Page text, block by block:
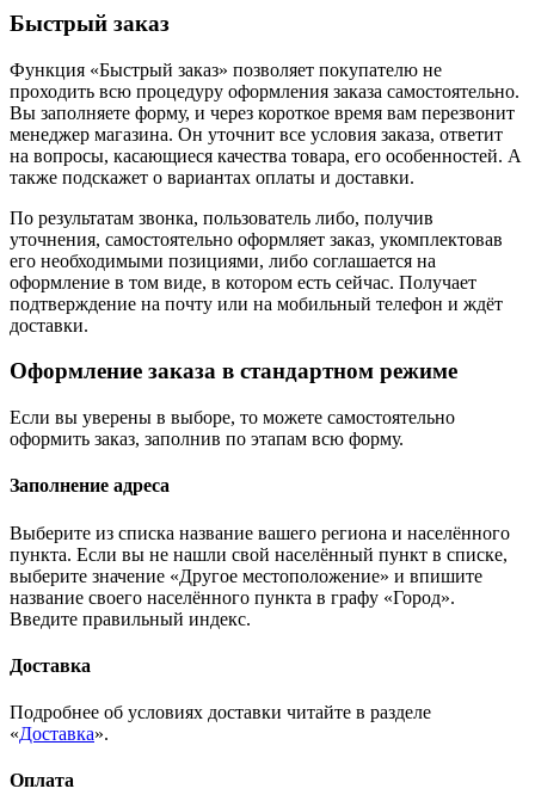
Быстрый заказ
Функция «Быстрый заказ» позволяет покупателю не
проходить всю процедуру оформления заказа самостоятельно.
Вы заполняете форму, и через короткое время вам перезвонит
менеджер магазина. Он уточнит все условия заказа, ответит
на вопросы, касающиеся качества товара, его особенностей. А
также подскажет о вариантах оплаты и доставки.
По результатам звонка, пользователь либо, получив
уточнения, самостоятельно оформляет заказ, укомплектовав
его необходимыми позициями, либо соглашается на
оформление в том виде, в котором есть сейчас. Получает
подтверждение на почту или на мобильный телефон и ждёт
доставки.
Оформление заказа в стандартном режиме
Если вы уверены в выборе, то можете самостоятельно
оформить заказ, заполнив по этапам всю форму.
Заполнение адреса
Выберите из списка название вашего региона и населённого
пункта. Если вы не нашли свой населённый пункт в списке,
выберите значение «Другое местоположение» и впишите
название своего населённого пункта в графу «Город».
Введите правильный индекс.
Доставка
Подробнее об условиях доставки читайте в разделе
«Доставка».
Оплата